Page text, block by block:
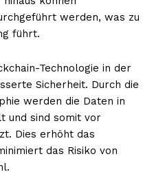
werden, was zu
führt.
Technologie in der
Sicherheit. Durch die
werden die Daten in
und sind somit vor
Dies erhöht das
das Risiko von